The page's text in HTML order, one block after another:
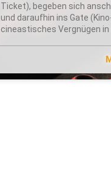
Ticket), begeben sich
und daraufhin ins Gate
cineastisches Vergnügen in